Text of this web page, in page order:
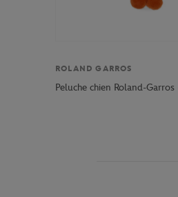
ROLAND GARROS
Peluche chien Roland-